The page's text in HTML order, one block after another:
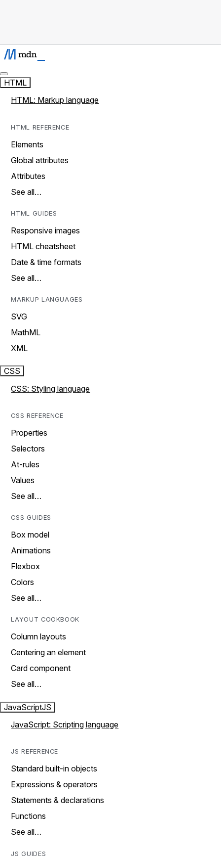
HTML
HTML: Markup language
HTML REFERENCE
Elements
Global attributes
Attributes
See all…
HTML GUIDES
Responsive images
HTML cheatsheet
Date & time formats
See all…
MARKUP LANGUAGES
SVG
MathML
XML
CSS
CSS: Styling language
CSS REFERENCE
Properties
Selectors
At-rules
Values
See all…
CSS GUIDES
Box model
Animations
Flexbox
Colors
See all…
LAYOUT COOKBOOK
Column layouts
Centering an element
Card component
See all…
JavaScriptJS
JavaScript: Scripting language
JS REFERENCE
Standard built-in objects
Expressions & operators
Statements & declarations
Functions
See all…
JS GUIDES